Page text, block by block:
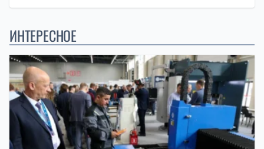
ИНТЕРЕСНОЕ